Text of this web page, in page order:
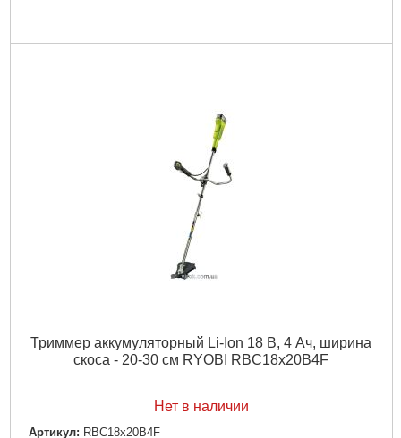
Триммер аккумуляторный Li-Ion 18 В, 4 Ач, ширина
скоса - 20-30 см RYOBI RBC18x20B4F
Нет в наличии
Артикул: RBC18x20B4F